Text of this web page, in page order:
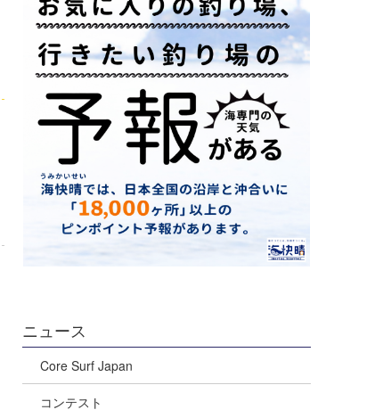
ニュース
Core Surf Japan
コンテスト